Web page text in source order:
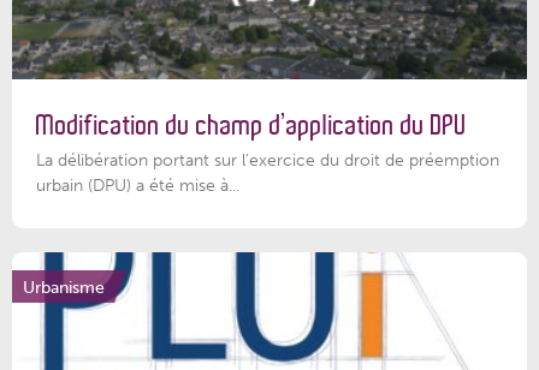
Modification du champ d’application du DPU
La délibération portant sur l’exercice du droit de préemption
urbain (DPU) a été mise à...
Urbanisme